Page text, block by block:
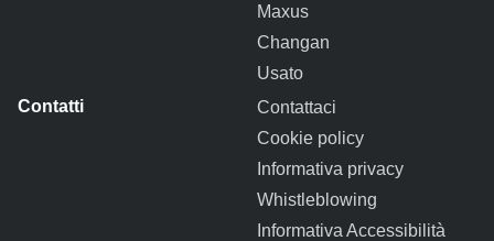
Maxus
Changan
Usato
Contattaci
Cookie policy
Informativa privacy
Whistleblowing
Informativa Accessibilità